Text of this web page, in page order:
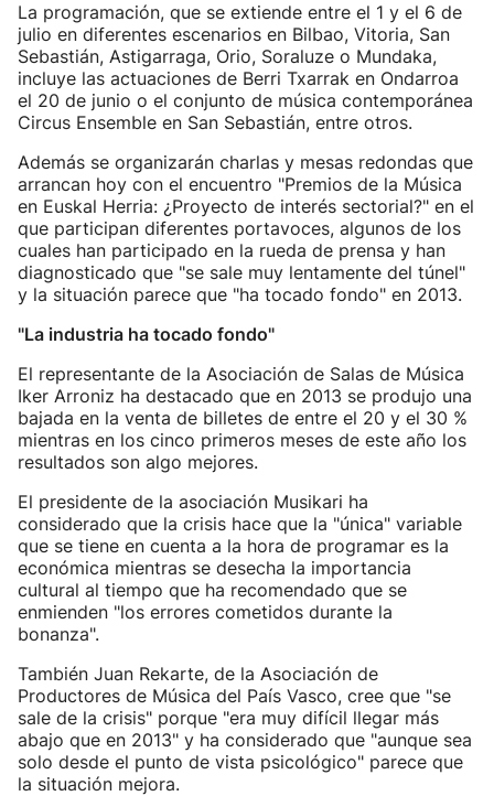
La programación, que se extiende entre el 1 y el 6 de
julio en diferentes escenarios en Bilbao, Vitoria, San
Sebastián, Astigarraga, Orio, Soraluze o Mundaka,
incluye las actuaciones de Berri Txarrak en Ondarroa
el 20 de junio o el conjunto de música contemporánea
Circus Ensemble en San Sebastián, entre otros.
Además se organizarán charlas y mesas redondas que
arrancan hoy con el encuentro "Premios de la Música
en Euskal Herria: ¿Proyecto de interés sectorial?" en el
que participan diferentes portavoces, algunos de los
cuales han participado en la rueda de prensa y han
diagnosticado que "se sale muy lentamente del túnel"
y la situación parece que "ha tocado fondo" en 2013.
"La industria ha tocado fondo"
El representante de la Asociación de Salas de Música
Iker Arroniz ha destacado que en 2013 se produjo una
bajada en la venta de billetes de entre el 20 y el 30 %
mientras en los cinco primeros meses de este año los
resultados son algo mejores.
El presidente de la asociación Musikari ha
considerado que la crisis hace que la "única" variable
que se tiene en cuenta a la hora de programar es la
económica mientras se desecha la importancia
cultural al tiempo que ha recomendado que se
enmienden "los errores cometidos durante la
bonanza".
También Juan Rekarte, de la Asociación de
Productores de Música del País Vasco, cree que "se
sale de la crisis" porque "era muy difícil llegar más
abajo que en 2013" y ha considerado que "aunque sea
solo desde el punto de vista psicológico" parece que
la situación mejora.